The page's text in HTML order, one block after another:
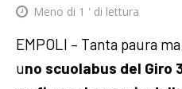
Meno di 1 ' di lettura
EMPOLI – Tanta paura
uno scuolabus del Giro